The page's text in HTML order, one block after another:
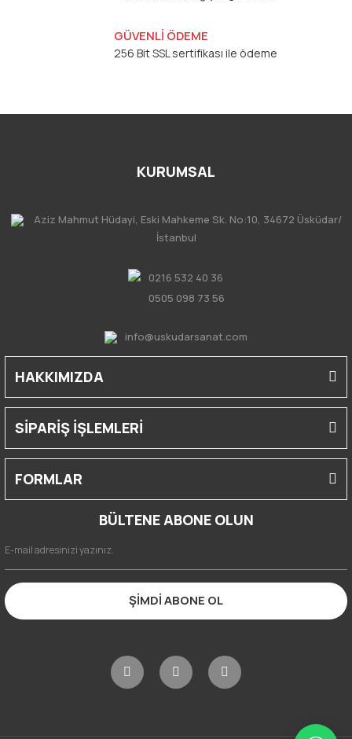
GÜVENLİ ÖDEME
256 Bit SSL sertifikası ile ödeme
KURUMSAL
Aziz Mahmut Hüdayi, Eski Mahkeme Sk. No:10, 34672 Üsküdar/
İstanbul
0216 532 40 36
0505 098 73 56
info@uskudarsanat.com
HAKKIMIZDA
SİPARİŞ İŞLEMLERİ
FORMLAR
BÜLTENE ABONE OLUN
ŞİMDİ ABONE OL